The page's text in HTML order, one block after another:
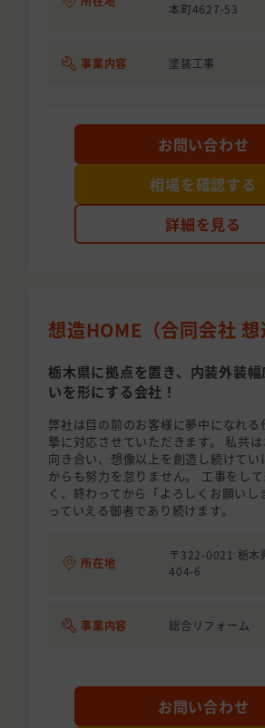
本町4627-53
事業内容 塗装工事
詳細を見る
お問い合わせ
相場を確認する
想造HOME（合同会社 想
栃木県に拠点を置き、内装外装
いを形にする会社！
弊社は目の前のお客様に夢中になれる
摯に対応させていただきます。 私共
向き合い、想像以上を創造し続けてい
からも努力を怠りません。 工事をし
く、終わってから「よろしくお願いし
っていえる御者であり続けます。
所在地
〒322-0021 栃木
404-6
事業内容 総合リフォーム
お問い合わせ